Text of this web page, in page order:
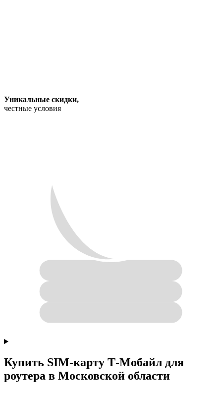
Уникальные скидки,
честные условия
Купить SIM-карту Т‑Мобайл для
роутера в Московской области